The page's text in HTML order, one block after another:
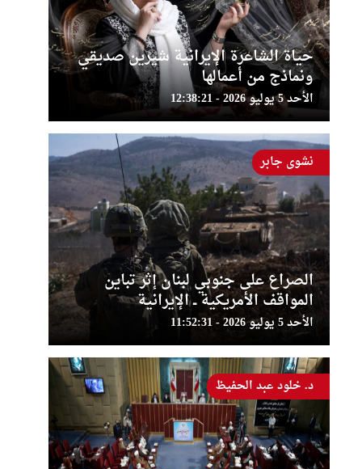
حياة الشاعرة الإيرانية شيرين صديقي
ونماذج من أعمالها
الأحد 5 يوليو 2026 - 12:38:21
الصراع على جنوبي لبنان إثر تباين
المواقف الأمريكية ــ الإيرانية
الأحد 5 يوليو 2026 - 11:52:31
نشوى جابر
د. خلود عبد الحفيظ